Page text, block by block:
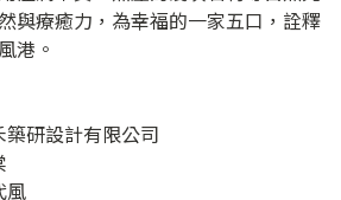
與療癒力，為幸福的一家五口，詮釋
港。
築研設計有限公司
風